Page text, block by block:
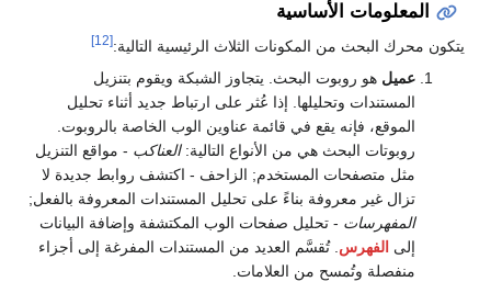
المعلومات الأساسية
يتكون محرك البحث من المكونات الثلاث الرئيسية التالية:[12]
عميل هو روبوت البحث. يتجاوز الشبكة ويقوم بتنزيل
المستندات وتحليلها. إذا عُثر على ارتباط جديد أثناء تحليل
الموقع، فإنه يقع في قائمة عناوين الوب الخاصة بالروبوت.
روبوتات البحث هي من الأنواع التالية:العناكب - مواقع التنزيل
مثل متصفحات المستخدم; الزاحف - اكتشف روابط جديدة لا
تزال غير معروفة بناءً على تحليل المستندات المعروفة بالفعل;
المفهرسات - تحليل صفحات الوب المكتشفة وإضافة البيانات
إلى الفهرس. تُقسَّم العديد من المستندات المفرغة إلى أجزاء
منفصلة وتُمسح من العلامات.